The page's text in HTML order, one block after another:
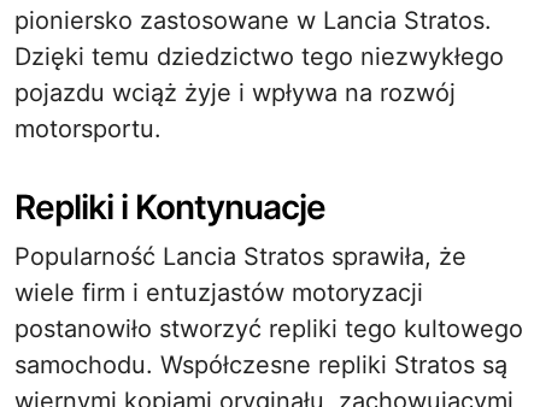
pioniersko zastosowane w Lancia Stratos.
Dzięki temu dziedzictwo tego niezwykłego
pojazdu wciąż żyje i wpływa na rozwój
motorsportu.
Repliki i Kontynuacje
Popularność Lancia Stratos sprawiła, że
wiele firm i entuzjastów motoryzacji
postanowiło stworzyć repliki tego kultowego
samochodu. Współczesne repliki Stratos są
wiernymi kopiami oryginału, zachowującymi